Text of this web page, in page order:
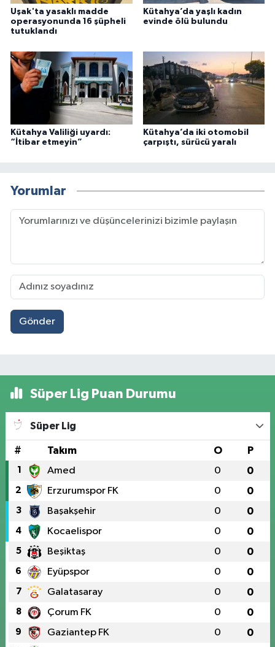
Uşak'ta yasaklı madde
operasyonunda 16 şüpheli
tutuklandı
Kütahya’da yaşlı kadın
evinde ölü bulundu
Kütahya Valiliği uyardı:
“İtibar etmeyin”
Kütahya’da iki otomobil
çarpıştı, sürücü yaralı
Yorumlar
Gönder
Süper Lig Puan Durumu
Süper Lig
# Takım O P
1 Amed 0 0
2 Erzurumspor FK 0 0
3 Başakşehir 0 0
4 Kocaelispor 0 0
5 Beşiktaş 0 0
6 Eyüpspor 0 0
7 Galatasaray 0 0
8 Çorum FK 0 0
9 Gaziantep FK 0 0